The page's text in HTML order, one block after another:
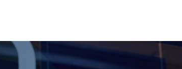
Immagine